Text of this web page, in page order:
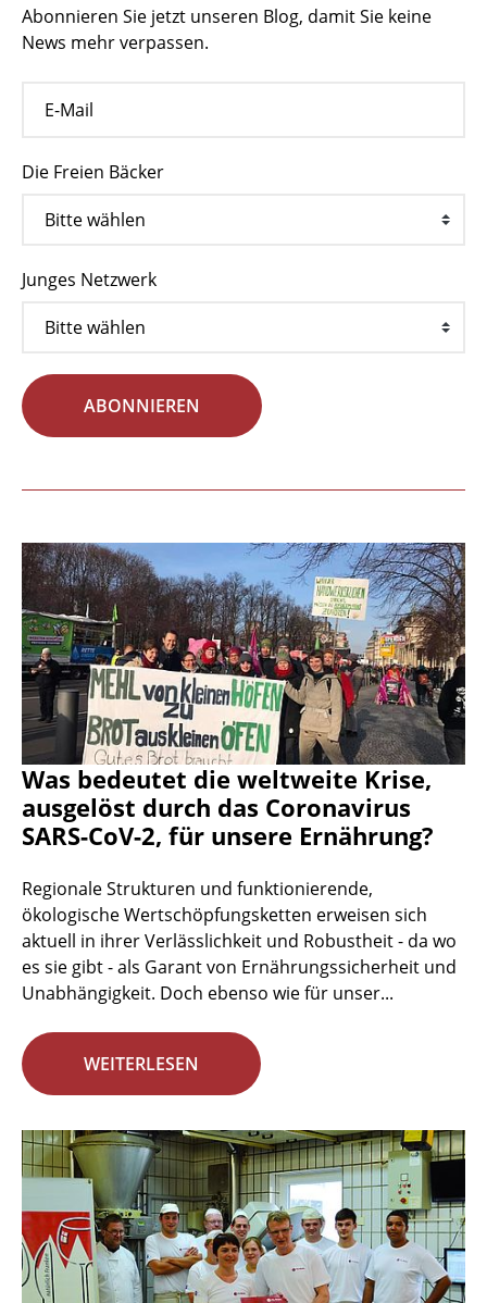
Abonnieren Sie jetzt unseren Blog, damit Sie keine
News mehr verpassen.
Die Freien Bäcker
Junges Netzwerk
ABONNIEREN
Was bedeutet die weltweite Krise,
ausgelöst durch das Coronavirus
SARS-CoV-2, für unsere Ernährung?
Regionale Strukturen und funktionierende,
ökologische Wertschöpfungsketten erweisen sich
aktuell in ihrer Verlässlichkeit und Robustheit - da wo
es sie gibt - als Garant von Ernährungssicherheit und
Unabhängigkeit. Doch ebenso wie für unser...
WEITERLESEN